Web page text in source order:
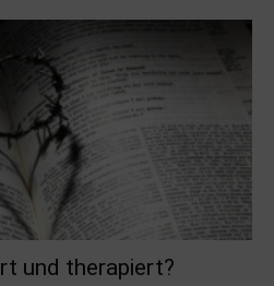
und therapiert?